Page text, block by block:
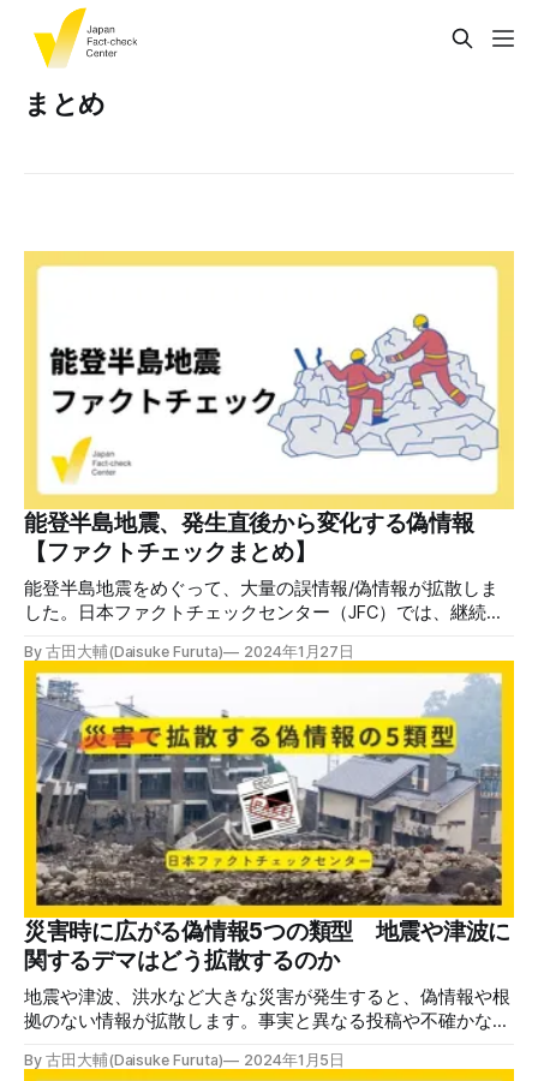
まとめ
能登半島地震、発生直後から変化する偽情報
【ファクトチェックまとめ】
能登半島地震をめぐって、大量の誤情報/偽情報が拡散しま
した。日本ファクトチェックセンター（JFC）では、継続的
復旧・復興など、それぞれの段階で何が話題になるかの傾向
があります。他メディアの記事も含めてまとめて解説しま
す。 JFCの能登半島地震関連記事 JFCが地震の発生時から継
続的に発信している検証記事です。今後も新しい記事を更新
していきます（最終更新2024年1月27日）。 災害時に広がる
偽情報5つの類型 2024年1月5日配信。災害時に広がりやすい
偽情報を5つの類型に分類しています。災害発生から4日と初
期の段階なので、発生時に多い「実際と異なる被害報告」
「不確かな救助要請」などの事例を多く取り上げています。
（能登半島地震）災害時に広がる偽情報5つの類型 地震や
津波に関するデマはどう拡散するのか地震や津波、洪水など
大きな災害が発生すると、偽情報や根拠のない情報が拡散し
ます。事実と異なる投稿や不確かな救助要請は、本当に助け
を必要としている人たちへの支援を遅らせたり、妨げたりす
る恐れがあります。拡散
By 古田大輔(Daisuke Furuta) 2024年1月27日
災害時に広がる偽情報5つの類型 地震や津波に
関するデマはどう拡散するのか
地震や津波、洪水など大きな災害が発生すると、偽情報や根
拠のない情報が拡散します。事実と異なる投稿や不確かな救
らせたり、妨げたりする恐れがあります。拡散しがちな偽情
By 古田大輔(Daisuke Furuta) 2024年1月5日